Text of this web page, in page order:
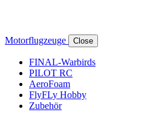
Motorflugzeuge Close
FINAL-Warbirds
PILOT RC
AeroFoam
FlyFLy Hobby
Zubehör